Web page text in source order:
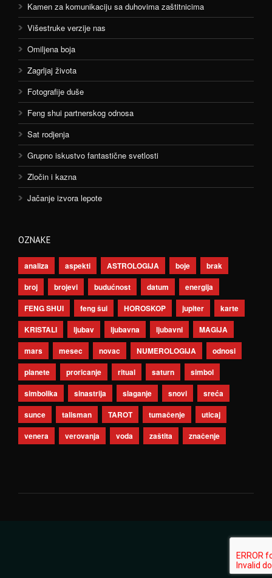
Kamen za komunikaciju sa duhovima zaštitnicima
Višestruke verzije nas
Omiljena boja
Zagrljaj života
Fotografije duše
Feng shui partnerskog odnosa
Sat rodjenja
Grupno iskustvo fantastične svetlosti
Zločin i kazna
Jačanje izvora lepote
OZNAKE
analiza aspekti ASTROLOGIJA boje
brak
broj
brojevi budućnost datum
energija
FENG SHUI
feng šui HOROSKOP jupiter
karte
KRISTALI
ljubav ljubavna ljubavni
MAGIJA
mars
mesec novac NUMEROLOGIJA
odnosi
planete
proricanje ritual saturn
simbol
simbolika
sinastrija slaganje snovi
sreća
sunce
talisman TAROT tumačenje
uticaj
venera
verovanja voda zaštita značenje